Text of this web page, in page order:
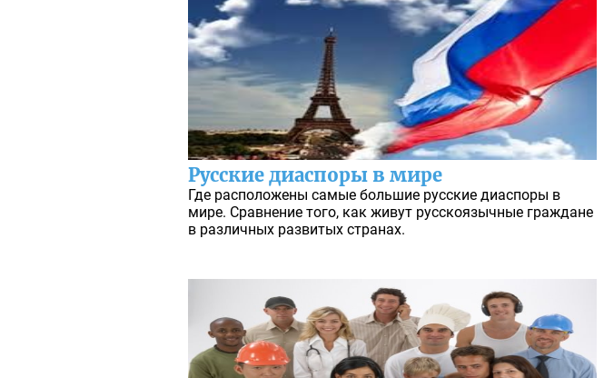
Русские диаспоры в мире
Где расположены самые большие русские диаспоры в
мире. Сравнение того, как живут русскоязычные граждане
в различных развитых странах.